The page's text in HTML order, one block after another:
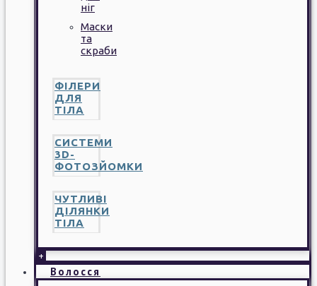
ніг
Маски
та
скраби
ФІЛЕРИ
ДЛЯ
ТІЛА
СИСТЕМИ
3D-
ФОТОЗЙОМКИ
ЧУТЛИВІ
ДІЛЯНКИ
ТІЛА
+
Волосся